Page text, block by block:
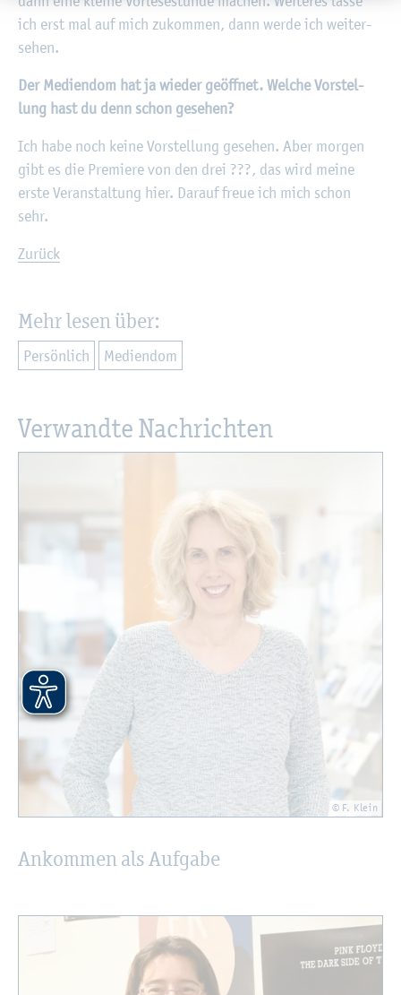
ich erst mal auf mich zu­kom­men, dann werde ich wei­ter­
se­hen.
Der Me­di­en­dom hat ja wie­der ge­öff­net. Wel­che Vor­stel­
lung hast du denn schon ge­se­hen?
Ich habe noch keine Vor­stel­lung ge­se­hen. Aber mor­gen
gibt es die Pre­mie­re von den drei ???, das wird meine
erste Ver­an­stal­tung hier. Dar­auf freue ich mich schon
sehr.
Zu­rück
Mehr lesen über:
Per­sön­lich Me­di­en­dom
Ver­wand­te Nach­rich­ten
© F. Klein
An­kom­men als Auf­ga­be